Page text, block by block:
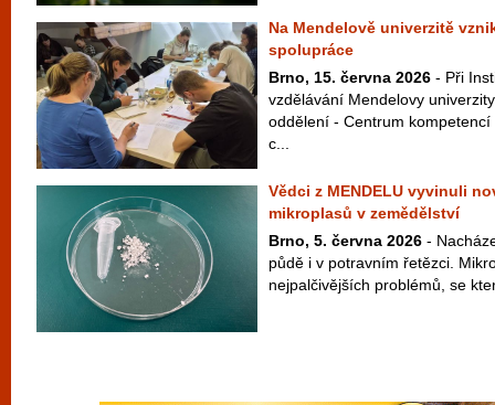
Na Mendelově univerzitě
spolupráce
Brno, 15. června 2026 - Při
vzdělávání Mendelovy
oddělení - Centrum
c...
Vědci z MENDELU vyvinuli
mikroplasů v zemědělství
Brno, 5. června 2026 -
půdě i v potravním řetězci.
nejpalčivějších problémů, se